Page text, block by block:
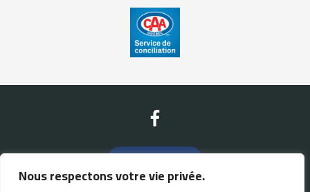
Nous respectons votre vie privée.